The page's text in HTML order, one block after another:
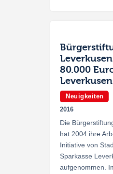
80.000
Neuigkeiten
2016
Die
hat 2004 ihre
Initiative von
Sparkasse
aufgenommen.